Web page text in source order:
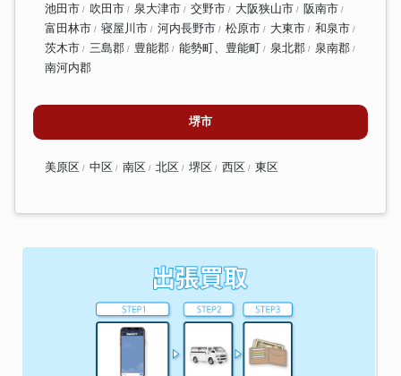
池田市
吹田市 泉大津市 交野市 大阪狭山市
阪南市
富田林市
寝屋川市 河内長野市 松原市 大東市
和泉市
茨木市
三島郡 豊能郡 能勢町、豊能町 泉北郡
泉南郡
南河内郡
堺市
美原区 中区 南区 北区 堺区 西区 東区